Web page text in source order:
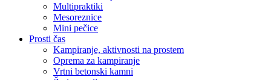
Multipraktiki
Mesoreznice
Mini pečice
Prosti čas
Kampiranje, aktivnosti na prostem
Oprema za kampiranje
Vrtni betonski kamni